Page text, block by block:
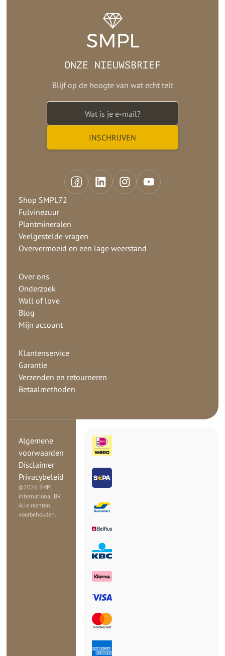
ONZE NIEUWSBRIEF
Blijf op de hoogte van wat echt telt
Shop SMPL72
Fulvinezuur
Plantmineralen
Veelgestelde vragen
Oververmoeid en een lage weerstand
Over ons
Onderzoek
Wall of love
Blog
Mijn account
Klantenservice
Garantie
Verzenden en retourneren
Betaalmethoden
Algemene
voorwaarden
Disclaimer
Privacybeleid
©2026 SMPL
International BV.
Alle rechten
voorbehouden.